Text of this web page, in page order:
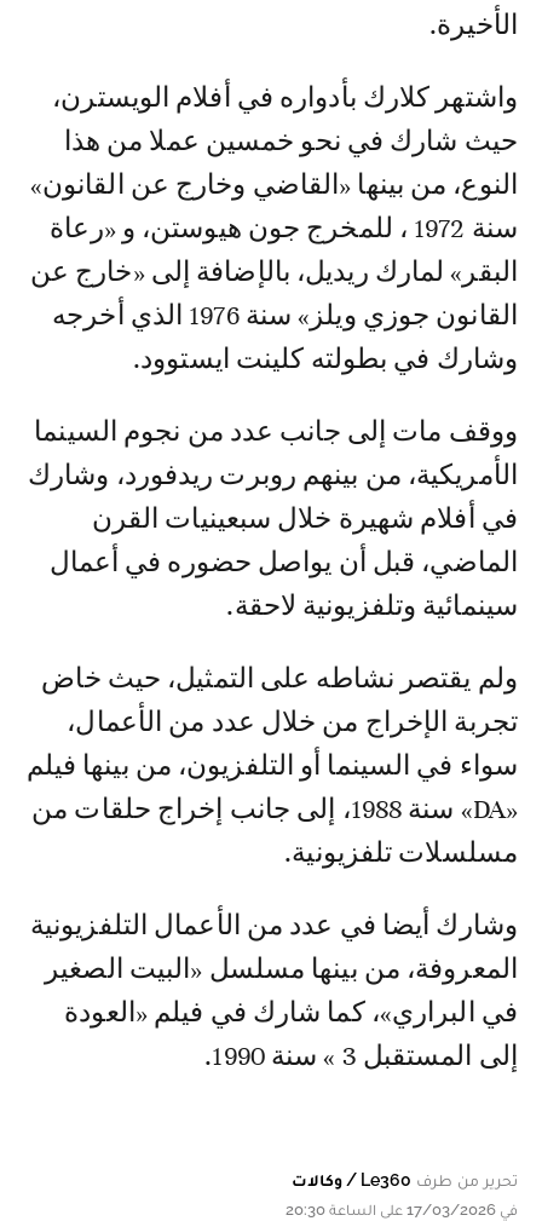
الأخيرة.
واشتهر كلارك بأدواره في أفلام الويسترن،
حيث شارك في نحو خمسين عملا من هذا
النوع، من بينها «القاضي وخارج عن القانون»
سنة 1972 ، للمخرج جون هيوستن، و «رعاة
البقر» لمارك ريديل، بالإضافة إلى «خارج عن
القانون جوزي ويلز» سنة 1976 الذي أخرجه
وشارك في بطولته كلينت ايستوود.
ووقف مات إلى جانب عدد من نجوم السينما
الأمريكية، من بينهم روبرت ريدفورد، وشارك
في أفلام شهيرة خلال سبعينيات القرن
الماضي، قبل أن يواصل حضوره في أعمال
سينمائية وتلفزيونية لاحقة.
ولم يقتصر نشاطه على التمثيل، حيث خاض
تجربة الإخراج من خلال عدد من الأعمال،
سواء في السينما أو التلفزيون، من بينها فيلم
«DA» سنة 1988، إلى جانب إخراج حلقات من
مسلسلات تلفزيونية.
وشارك أيضا في عدد من الأعمال التلفزيونية
المعروفة، من بينها مسلسل «البيت الصغير
في البراري»، كما شارك في فيلم «العودة
إلى المستقبل 3 » سنة 1990.
تحرير من طرف Le360 / وكالات
في 17/03/2026 على الساعة 20:30